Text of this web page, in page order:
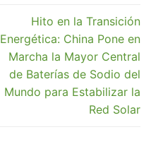
Hito en la Transición
Energética: China Pone en
Marcha la Mayor Central
de Baterías de Sodio del
Mundo para Estabilizar la
Red Solar